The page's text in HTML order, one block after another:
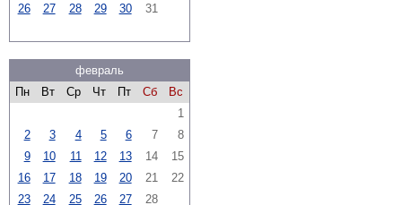
26
27 28 29 30 31
февраль
Пн
Вт Ср Чт Пт Сб
Вс
1
2
3 4 5 6 7
8
9
10 11 12 13 14
15
16
17 18 19 20 21
22
23
24 25 26 27 28